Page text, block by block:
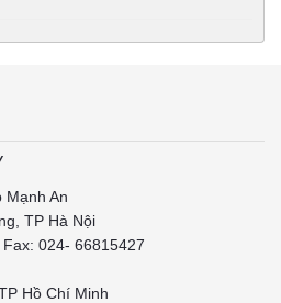
Mạnh An
TP Hà Nội
024- 66815427
Hồ Chí Minh